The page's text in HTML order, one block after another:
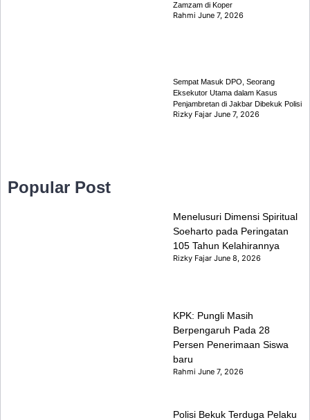
Zamzam di Koper
RahmiJune 7, 2026
Sempat Masuk DPO, Seorang
Eksekutor Utama dalam Kasus
Penjambretan di Jakbar Dibekuk Polisi
Rizky FajarJune 7, 2026
Popular Post
Menelusuri Dimensi Spiritual
Soeharto pada Peringatan
105 Tahun Kelahirannya
Rizky FajarJune 8, 2026
KPK: Pungli Masih
Berpengaruh Pada 28
Persen Penerimaan Siswa
baru
RahmiJune 7, 2026
Polisi Bekuk Terduga Pelaku